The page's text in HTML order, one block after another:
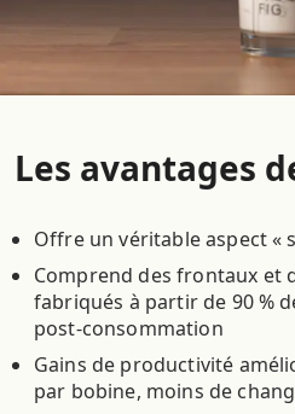
Les avantages
Offre un véritable aspect «
Comprend des frontaux et
fabriqués à partir de 90 %
post-consommation
Gains de productivité
par bobine, moins de